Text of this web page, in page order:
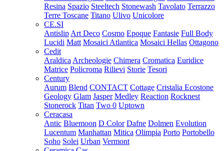
Resina Spazio Steeltech Stonewash Tavolato Terrazzo
Terre Toscane Titano Ulivo Unicolore
CE.SI
Antislip Art Deco Cosmo Epoque Fantasie Full Body
Lucidi Matt Mosaici Atlantica Mosaici Hellas Ottagono
Cedit
Araldica Archeologie Chimera Cromatica Euridice
Matrice Policroma Rilievi Storie Tesori
Century
Aurum Blend CONTACT Cottage Cristalia Ecostone
Geology Glam Jasper Medley Reaction Rocknest
Stonerock Titan Two 0 Uptown
Ceracasa
Antic Bluemoon D Color Dafne Dolmen Evolution
Lucentum Manhattan Mitica Olimpia Porto Portobello
Soho Solei Urban Vermont